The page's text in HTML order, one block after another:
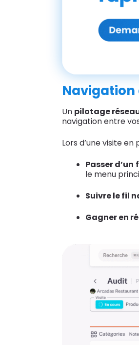
Un pilotage
navigation entre
Lors d’une visite
Passer
le menu
Suivre le fil
Gagner en